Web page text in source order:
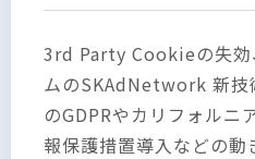
3rd Party Cookieの失効
ムのSKAdNetwork 新技
のGDPRやカリフォルニ
報保護措置導入などの動